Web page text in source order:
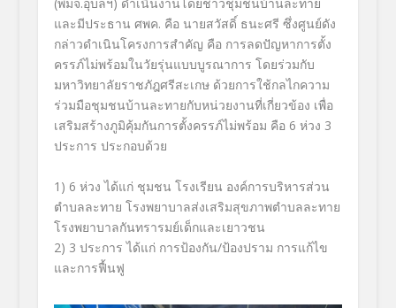
และมีประธาน ศพค. คือ นายสวัสดิ์ ธนะศรี ซึ่งศูนย์ดัง
กล่าวดำเนินโครงการสำคัญ คือ การลดปัญหาการตั้ง
ครรภ์ไม่พร้อมในวัยรุ่นแบบบูรณาการ โดยร่วมกับ
มหาวิทยาลัยราชภัฎศรีสะเกษ ด้วยการใช้กลไกความ
ร่วมมือชุมชนบ้านละทายกับหน่วยงานที่เกี่ยวข้อง เพื่อ
เสริมสร้างภูมิคุ้มกันการตั้งครรภ์ไม่พร้อม คือ 6 ห่วง 3
ประการ ประกอบด้วย
1) 6 ห่วง ได้แก่ ชุมชน โรงเรียน องค์การบริหารส่วน
ตำบลละทาย โรงพยาบาลส่งเสริมสุขภาพตำบลละทาย
โรงพยาบาลกันทรารมย์เด็กและเยาวชน
2) 3 ประการ ได้แก่ การป้องกัน/ป้องปราม การแก้ไข
และการฟื้นฟู